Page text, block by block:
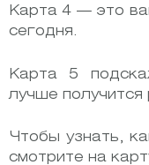
Карта 4 — это
сегодня.
Карта 5
лучше получится
Чтобы узнать,
смотрите на